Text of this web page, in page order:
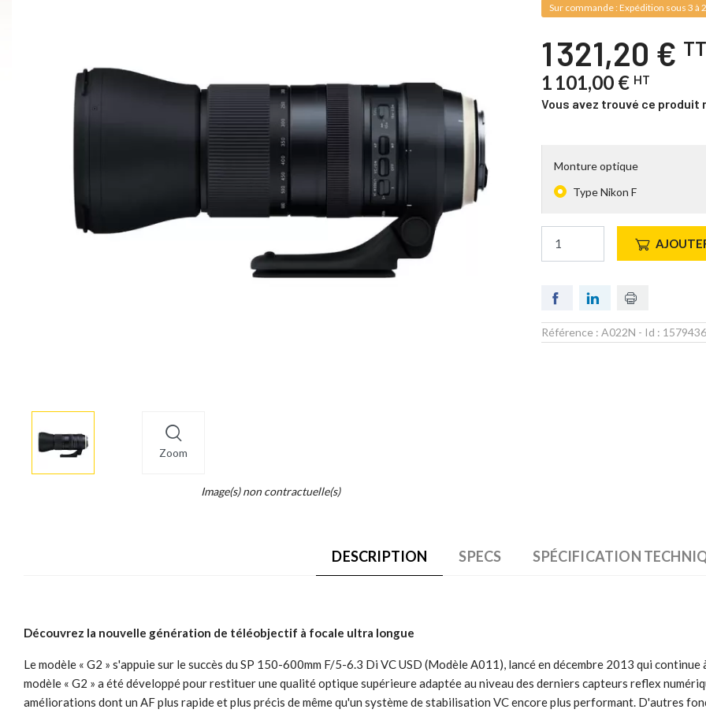
Zoom
More
info
Image(s) non contractuelle(s)
Sur commande : Expédition sous 3 à
1 321,20 €
1 101,00 € HT
Vous avez trouvé ce produit
Monture optique
Type Nikon F
Référence : A022N - Id : 1579436
DESCRIPTION SPECS SPÉCIFICATION
Découvrez la nouvelle génération de téléobjectif à focale ultra longue
Le modèle « G2 » s'appuie sur le succès du SP 150-600mm F/5-6.3 Di VC USD (Modèle A011), lancé en décembre 2013 qui
modèle « G2 » a été développé pour restituer une qualité optique supérieure adaptée au niveau des derniers capteurs reflex
améliorations dont un AF plus rapide et plus précis de même qu'un système de stabilisation VC encore plus performant. D'autres